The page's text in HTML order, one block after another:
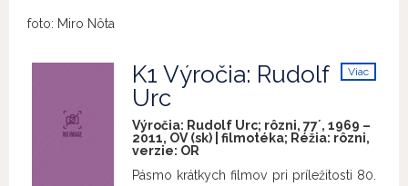
foto: Miro Nôta
Viac
K1 Výročia: Rudolf
Urc
Výročia: Rudolf Urc; rôzni, 77´, 1969 –
2011, OV (sk) | filmotéka; Réžia: rôzni,
verzie: OR
Pásmo krátkych filmov pri príležitosti 80.